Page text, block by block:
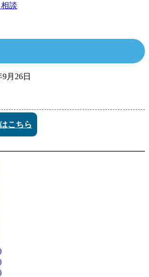
談
9月26日
こちら